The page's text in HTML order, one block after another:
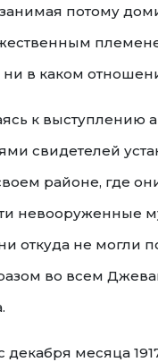
потому
в каком
к выступлению
свидетелей
районе, где
невооруженные
откуда не могли
во всем
декабря месяца